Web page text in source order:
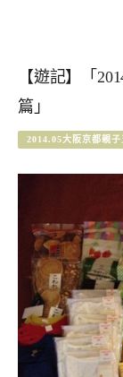
【遊記】「
篇」
2014.05大阪京都親子